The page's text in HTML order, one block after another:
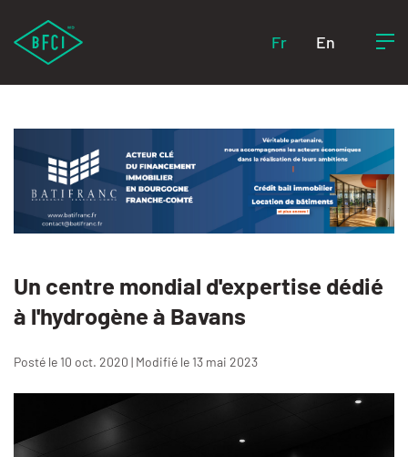
Fr En
Un centre mondial d'expertise dédié
à l'hydrogène à Bavans
Posté le 10 oct. 2020 | Modifié le 13 mai 2023